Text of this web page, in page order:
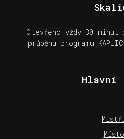
Otevřeno vždy 30
průběhu programu
Hlavní
Místo